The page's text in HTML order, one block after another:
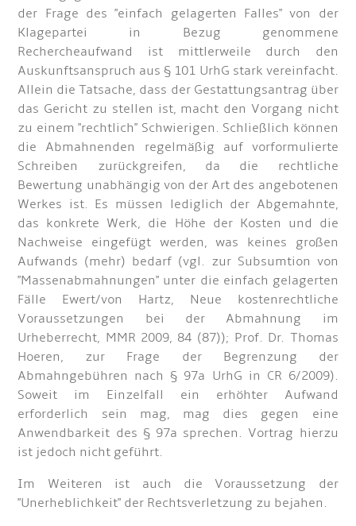
der Frage des "einfach gelagerten Falles" von der
Klagepartei in Bezug genommene
Rechercheaufwand ist mittlerweile durch den
Auskunftsanspruch aus § 101 UrhG stark vereinfacht.
Allein die Tatsache, dass der Gestattungsantrag über
das Gericht zu stellen ist, macht den Vorgang nicht
zu einem "rechtlich" Schwierigen. Schließlich können
die Abmahnenden regelmäßig auf vorformulierte
Schreiben zurückgreifen, da die rechtliche
Bewertung unabhängig von der Art des angebotenen
Werkes ist. Es müssen lediglich der Abgemahnte,
das konkrete Werk, die Höhe der Kosten und die
Nachweise eingefügt werden, was keines großen
Aufwands (mehr) bedarf (vgl. zur Subsumtion von
"Massenabmahnungen" unter die einfach gelagerten
Fälle Ewert/von Hartz, Neue kostenrechtliche
Voraussetzungen bei der Abmahnung im
Urheberrecht, MMR 2009, 84 (87)); Prof. Dr. Thomas
Hoeren, zur Frage der Begrenzung der
Abmahngebühren nach § 97a UrhG in CR 6/2009).
Soweit im Einzelfall ein erhöhter Aufwand
erforderlich sein mag, mag dies gegen eine
Anwendbarkeit des § 97a sprechen. Vortrag hierzu
ist jedoch nicht geführt.
Im Weiteren ist auch die Voraussetzung der
"Unerheblichkeit" der Rechtsverletzung zu bejahen.